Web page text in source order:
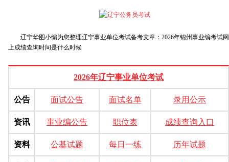
辽宁华图小编为您整理辽宁事业单位考试备考文章：2026年锦州事业编考试网
上成绩查询时间是什么时候
2026年辽宁事业单位考试
公告 面试公告 面试名单 录用公示
资讯 事业编公告 职位表 成绩查询入口
资料 公基试题 每日一练 历年试题